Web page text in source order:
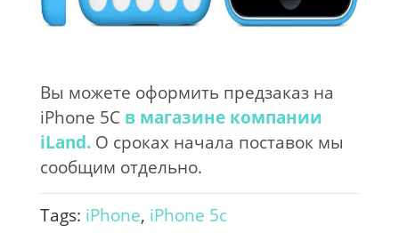
Вы можете оформить предзаказ на
iPhone 5C в магазине компании
iLand.О сроках начала поставок мы
сообщим отдельно.
Tags: iPhone, iPhone 5c